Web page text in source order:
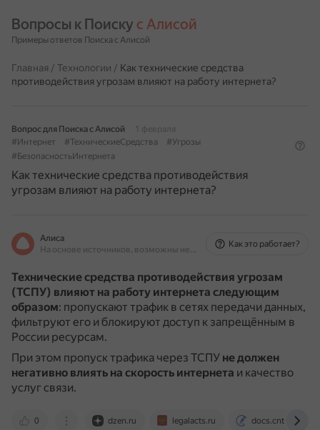
Вопросы к Поиску с Алисой
Примеры ответов Поиска с Алисой
Главная / Технологии / Как технические средства
противодействия угрозам влияют на работу интернета?
Вопрос для Поиска с Алисой
1 февраля
#Интернет
#ТехническиеСредства
#Угрозы
#БезопасностьИнтернета
Как технические средства противодействия
угрозам влияют на работу интернета?
Алиса
На основе источников, возможны неточности
Как это работает?
Технические средства противодействия угрозам
(ТСПУ) влияют на работу интернета следующим
образом: пропускают трафик в сетях передачи данных,
фильтруют его и блокируют доступ к запрещённым в
России ресурсам.
При этом пропуск трафика через ТСПУ не должен
негативно влиять на скорость интернета и качество
услуг связи.
0 dzen.ru legalacts.ru docs.cntd.ru